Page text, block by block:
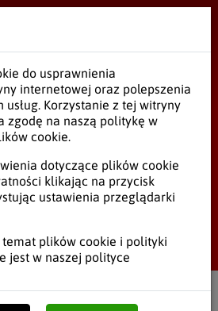
do usprawnienia
internetowej oraz polepszenia
usług. Korzystanie z tej witryny
zgodę na naszą politykę w
cookie.
dotyczące plików cookie
klikając na przycisk
ustawienia przeglądarki
plików cookie i polityki
jest w naszej polityce